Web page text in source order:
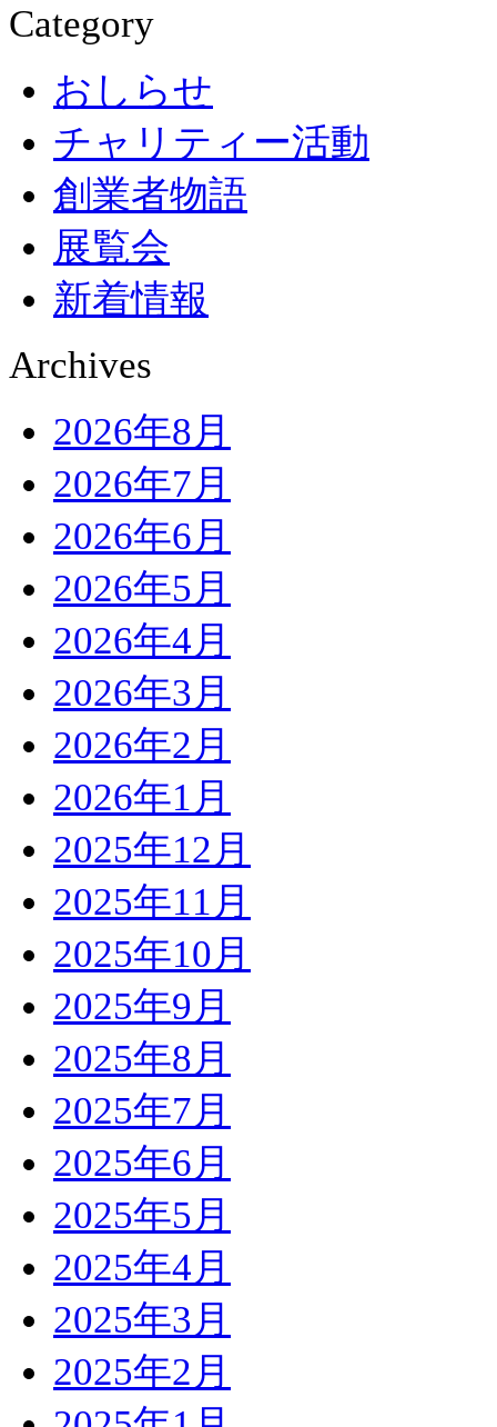
Category
おしらせ
チャリティー活動
創業者物語
展覧会
新着情報
Archives
2026年8月
2026年7月
2026年6月
2026年5月
2026年4月
2026年3月
2026年2月
2026年1月
2025年12月
2025年11月
2025年10月
2025年9月
2025年8月
2025年7月
2025年6月
2025年5月
2025年4月
2025年3月
2025年2月